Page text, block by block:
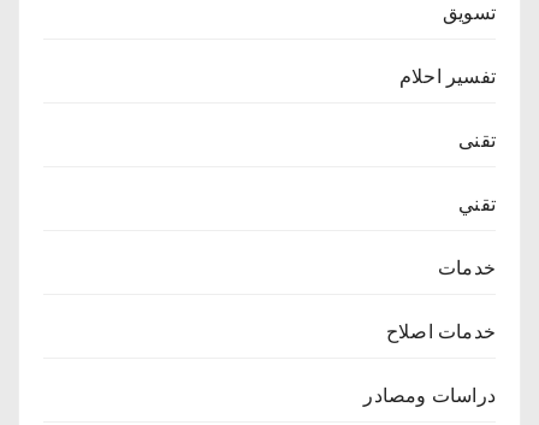
تسويق
تفسير احلام
تقنى
تقني
خدمات
خدمات اصلاح
دراسات ومصادر